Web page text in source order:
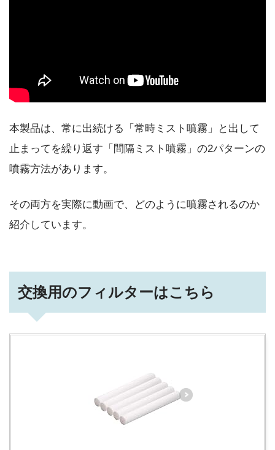
本製品は、常に出続ける「常時ミスト噴霧」と出して
止まってを繰り返す「間隔ミスト噴霧」の2パターンの
噴霧方法があります。
その両方を実際に動画で、どのように噴霧されるのか
紹介しています。
交換用のフィルターはこちら